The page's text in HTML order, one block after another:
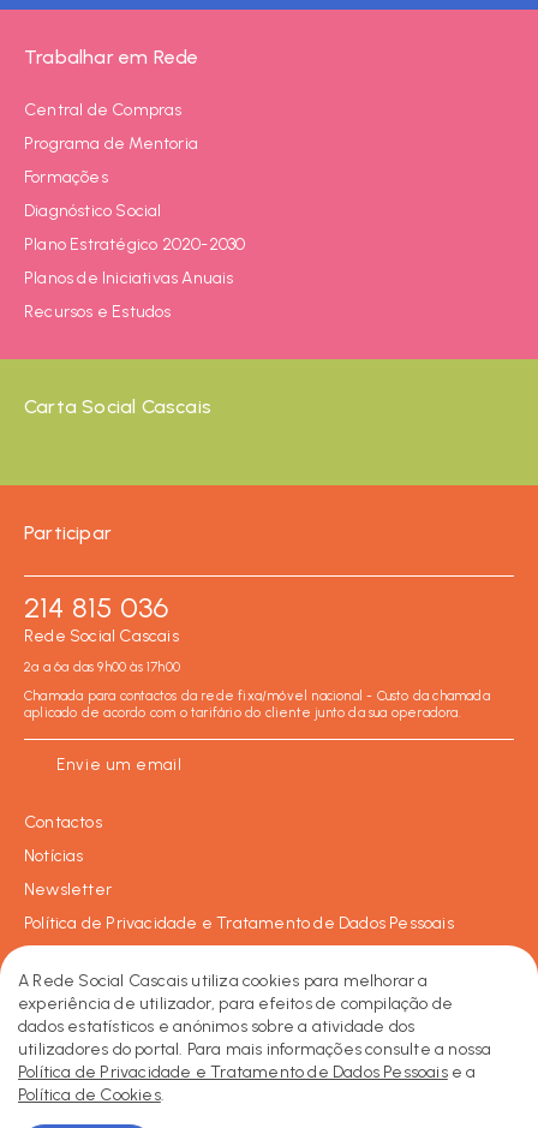
Trabalhar em Rede
Central de Compras
Programa de Mentoria
Formações
Diagnóstico Social
Plano Estratégico 2020-2030
Planos de Iniciativas Anuais
Recursos e Estudos
Carta Social Cascais
Participar
214 815 036
Rede Social Cascais
2ª a 6ª das 9h00 às 17h00
Chamada para contactos da rede fixa/móvel nacional - Custo da chamada
aplicado de acordo com o tarifário do cliente junto da sua operadora.
Envie um email
Contactos
Notícias
Newsletter
Política de Privacidade e Tratamento de Dados Pessoais
2026 © Rede Social de Cascais • Todos os direitos reservados.
Made by KOBU
Facebook
Instagram
LinkedIn
A Rede Social Cascais utiliza cookies para melhorar a
experiência de utilizador, para efeitos de compilação de
dados estatísticos e anónimos sobre a atividade dos
utilizadores do portal. Para mais informações consulte a nossa
Política de Privacidade e Tratamento de Dados Pessoaise a
Política de Cookies.